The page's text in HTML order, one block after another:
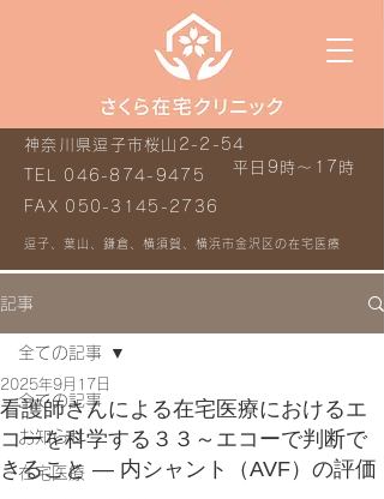
平日9時～17時
神奈川県逗子市桜山2-2-54
TEL 046-874-9475
FAX 050-3145-2736
逗子、葉山、鎌倉、横須賀、横浜市金沢区の在宅医療
記事
全ての記事
お知らせ
在宅医療
全ての記事
看護師さんによる在宅医療におけるエ
コーを科学する３３～エコーで判断で
きること ― 内シャント（AVF）の評価
2025年9月17日